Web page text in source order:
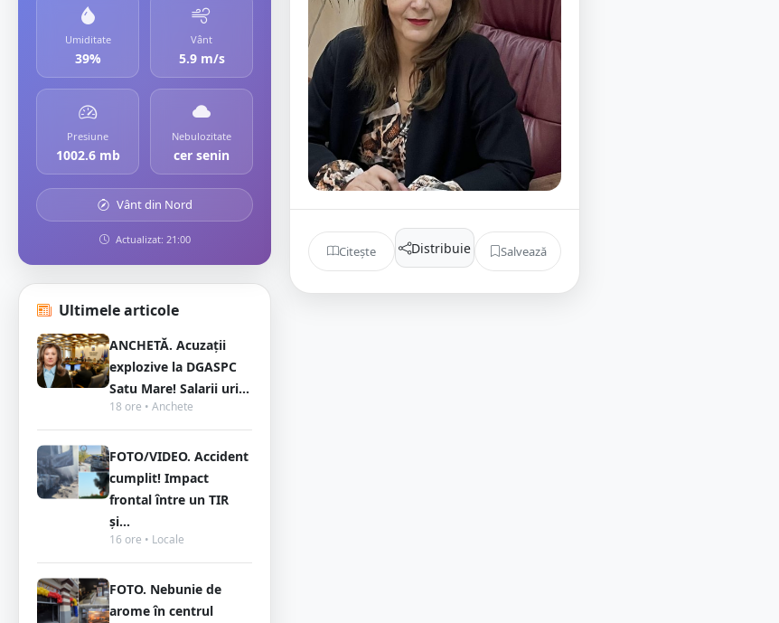
Umiditate
39%
Vânt
5.9 m/s
Presiune
1002.6 mb
Nebulozitate
cer senin
Vânt din Nord
Actualizat: 21:00
Ultimele articole
ANCHETĂ. Acuzații
explozive la DGASPC
Satu Mare! Salarii uri...
18 ore • Anchete
FOTO/VIDEO. Accident
cumplit! Impact
frontal între un TIR
și...
16 ore • Locale
FOTO. Nebunie de
arome în centrul
Citește Distribuie Salvează